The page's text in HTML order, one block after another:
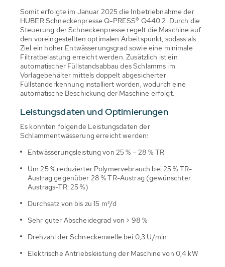
Somit erfolgte im Januar 2025 die Inbetriebnahme der
HUBER Schneckenpresse Q-PRESS® Q440.2. Durch die
Steuerung der Schneckenpresse regelt die Maschine auf
den voreingestellten optimalen Arbeitspunkt, sodass als
Ziel ein hoher Entwässerungsgrad sowie eine minimale
Filtratbelastung erreicht werden. Zusätzlich ist ein
automatischer Füllstandsabbau des Schlamms im
Vorlagebehälter mittels doppelt abgesicherter
Füllstanderkennung installiert worden, wodurch eine
automatische Beschickung der Maschine erfolgt.
Leistungsdaten und Optimierungen
Es konnten folgende Leistungsdaten der
Schlammentwässerung erreicht werden:
Entwässerungsleistung von 25 % – 28 % TR
Um 25 % reduzierter Polymervebrauch bei 25 % TR-
Austrag gegenüber 28 % TR-Austrag (gewünschter
Austrags-TR: 25 %)
Durchsatz von bis zu 15 m³/d
Sehr guter Abscheidegrad von > 98 %
Drehzahl der Schneckenwelle bei 0,3 U/min
Elektrische Antriebsleistung der Maschine von 0,4 kW